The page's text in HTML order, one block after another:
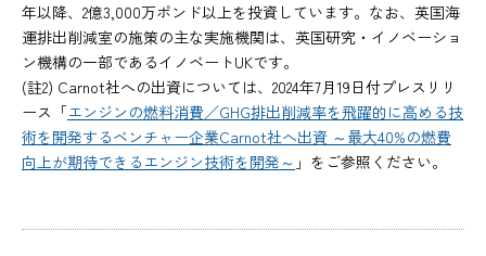
年以降、2億3,000万ポンド以上を投資しています。なお、英国海
運排出削減室の施策の主な実施機関は、英国研究・イノベーショ
ン機構の一部であるイノベートUKです。
(註2) Carnot社への出資については、2024年7月19日付プレスリリ
ース「エンジンの燃料消費／GHG排出削減率を飛躍的に高める技
術を開発するベンチャー企業Carnot社へ出資 ～最大40%の燃費
向上が期待できるエンジン技術を開発～ 」をご参照ください。